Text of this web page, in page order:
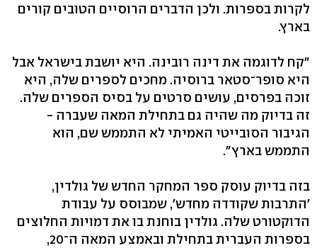
לקרות בספרות. ולכן הדברים הרוסיים הטובים קורים
בארץ.
"קח לדוגמה את דינה רובינה. היא יושבת בישראל אבל
היא סופר־סטאר ברוסיה. מחכים לספרים שלה, היא
זוכה בפרסים, עושים סרטים על בסיס הספרים שלה.
זה בדיוק מה שהיה גם בתחילת המאה שעברה -
הגיבור הסובייטי האמיתי לא התממש שם, הוא
התממש בארץ".
בזה בדיוק עוסק ספר המחקר החדש של גולדין,
'התרבות שקודדה מחדש', שמבוסס על עבודת
הדוקטורט שלה. גולדין בוחנת בו את דמויות החלוצים
בספרות העברית בתחילת ובאמצע המאה ה־20,